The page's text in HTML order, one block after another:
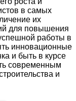
в самых
их
для повышения
работы в
инновационные
и быть в курсе
современным
и